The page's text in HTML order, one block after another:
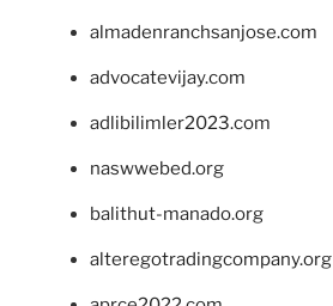
almadenranchsanjose.com
advocatevijay.com
adlibilimler2023.com
naswwebed.org
balithut-manado.org
alteregotradingcompany.org